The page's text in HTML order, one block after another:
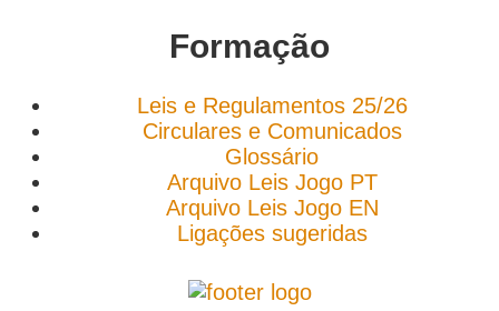
Formação
Leis e Regulamentos 25/26
Circulares e Comunicados
Glossário
Arquivo Leis Jogo PT
Arquivo Leis Jogo EN
Ligações sugeridas